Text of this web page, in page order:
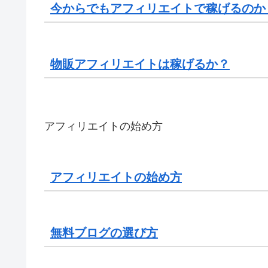
今からでもアフィリエイトで稼げるのか
物販アフィリエイトは稼げるか？
アフィリエイトの始め方
アフィリエイトの始め方
無料ブログの選び方